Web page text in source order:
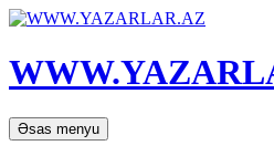
Axtar
Əsas menyu Mühtəviyyata
keç